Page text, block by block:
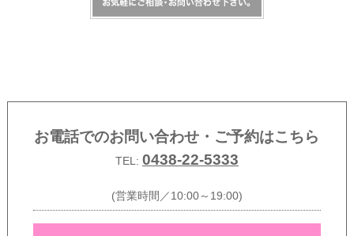
お電話でのお問い合わせ・ご予約はこちら
TEL: 0438-22-5333
(営業時間／10:00～19:00)